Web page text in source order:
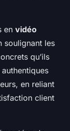
en vidéo
soulignant les
qu’ils
en reliant
client